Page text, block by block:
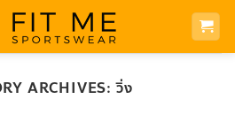
ARCHIVES:วิ่ง